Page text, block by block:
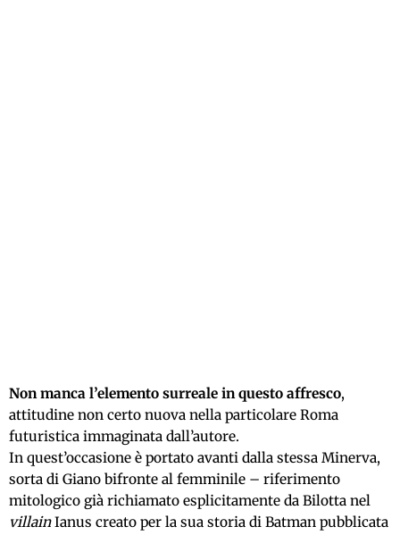
Non manca l’elemento surreale in questo affresco,
attitudine non certo nuova nella particolare Roma
futuristica immaginata dall’autore.
In quest’occasione è portato avanti dalla stessa Minerva,
sorta di Giano bifronte al femminile – riferimento
mitologico già richiamato esplicitamente da Bilotta nel
villainIanus creato per la sua storia di Batman pubblicata